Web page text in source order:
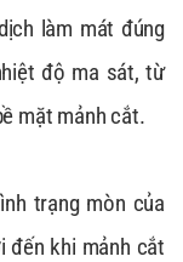
làm mát đúng
độ ma sát, từ
mặt mảnh cắt.
trạng mòn của
đến khi mảnh cắt